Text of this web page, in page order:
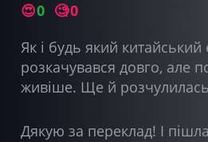
😍0 🧐0
Як і будь який китайський
розкачувався довго, але
живіше. Ще й розчулилась
Дякую за переклад! І